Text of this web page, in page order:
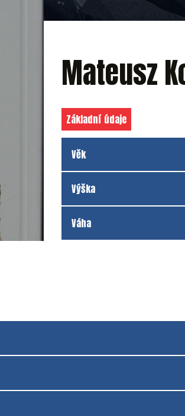
Mateusz
Základní údaje
Věk
Výška
Váha